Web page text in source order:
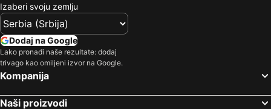
Izaberi svoju zemlju
Dodaj na Google
Lako pronađi naše rezultate: dodaj
trivago kao omiljeni izvor na Google.
Kompanija
Naši proizvodi